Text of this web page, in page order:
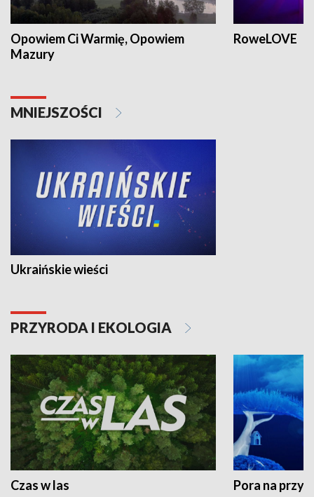
Opowiem Ci Warmię, Opowiem
Mazury
RoweLOVE
MNIEJSZOŚCI
Ukraińskie wieści
PRZYRODA I EKOLOGIA
Czas w las Pora na